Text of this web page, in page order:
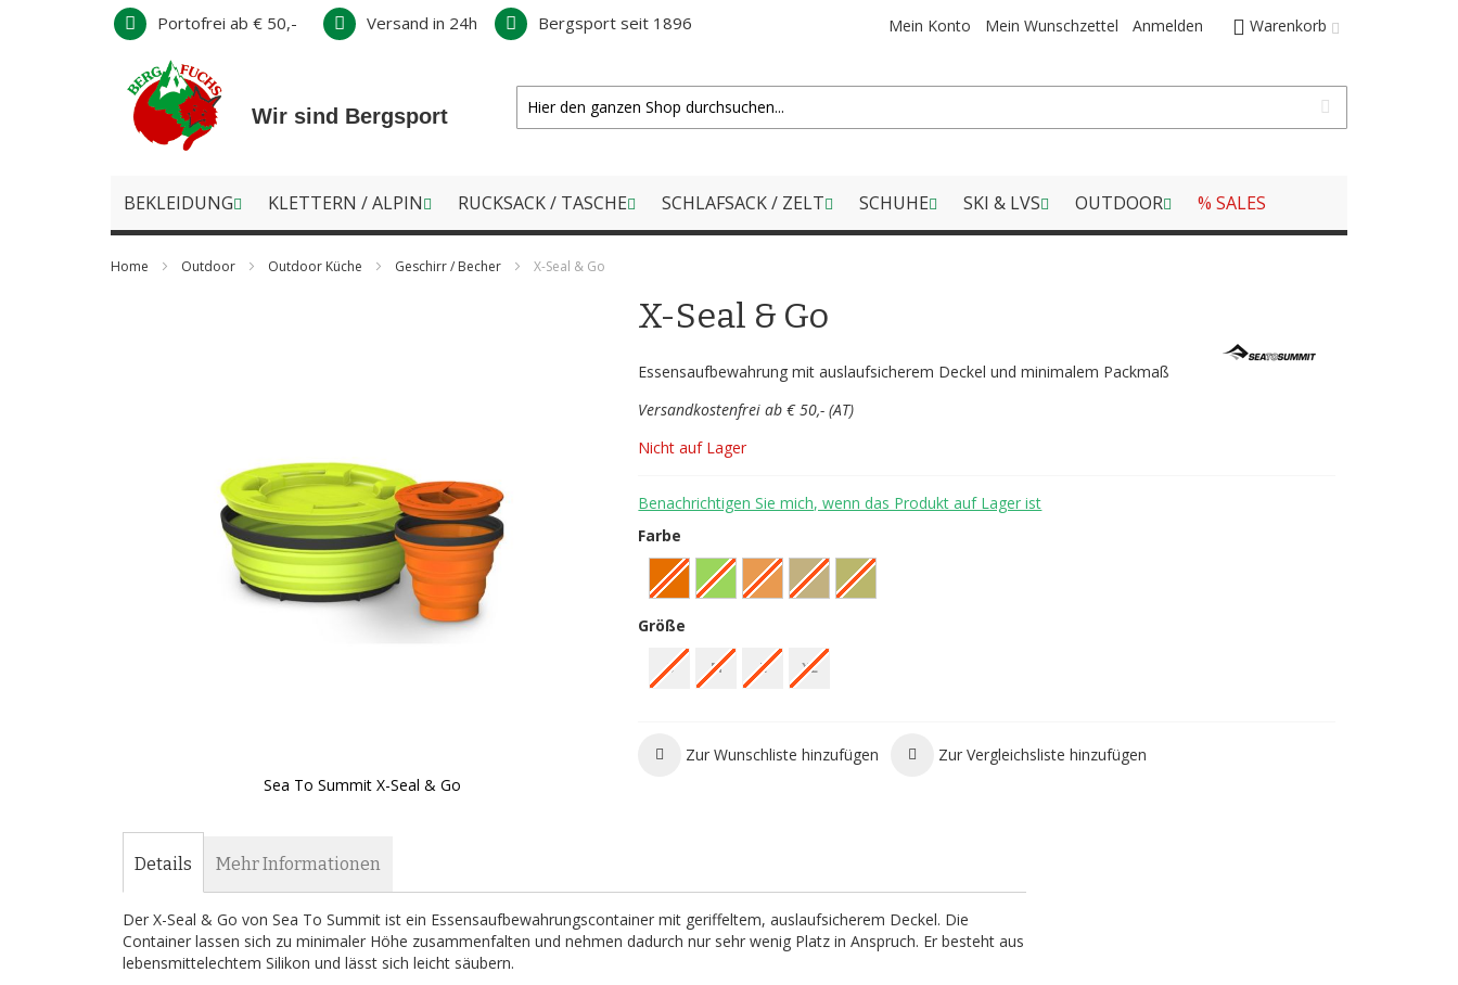
Direkt
Inhalt
Warenkorb
Mein Konto Mein Wunschzettel Anmelden
Portofrei ab € 50,- Versand in 24h Bergsport seit 1896
Wir sind Bergsport
BEKLEIDUNG KLETTERN / ALPIN RUCKSACK / TASCHE SCHLAFSACK / ZELT SCHUHE SKI & LVS OUTDOOR % SALES
Home Outdoor Outdoor Küche Geschirr / Becher X-Seal & Go
Sea To Summit X-Seal & Go
Anfang
Bildergalerie
springen
X-Seal & Go
Essensaufbewahrung mit auslaufsicherem Deckel und minimalem Packmaß
Versandkostenfrei ab € 50,- (AT)
Nicht auf Lager
Benachrichtigen Sie mich, wenn das Produkt auf Lager ist
Farbe
Größe
S M L XL
Zur Wunschliste hinzufügen Zur Vergleichsliste hinzufügen
Details
Der X-Seal & Go von Sea To Summit ist ein Essensaufbewahrungscontainer mit geriffeltem, auslaufsicherem Deckel. Die
Container lassen sich zu minimaler Höhe zusammenfalten und nehmen dadurch nur sehr wenig Platz in Anspruch. Er besteht aus
lebensmittelechtem Silikon und lässt sich leicht säubern.
Mehr Informationen